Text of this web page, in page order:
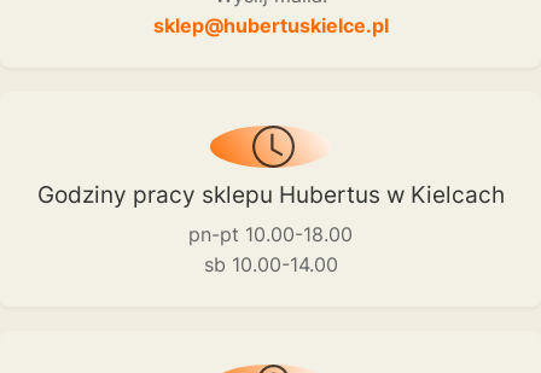
sklep@hubertuskielce.pl
Godziny pracy sklepu Hubertus w Kielcach
pn-pt 10.00-18.00
sb 10.00-14.00